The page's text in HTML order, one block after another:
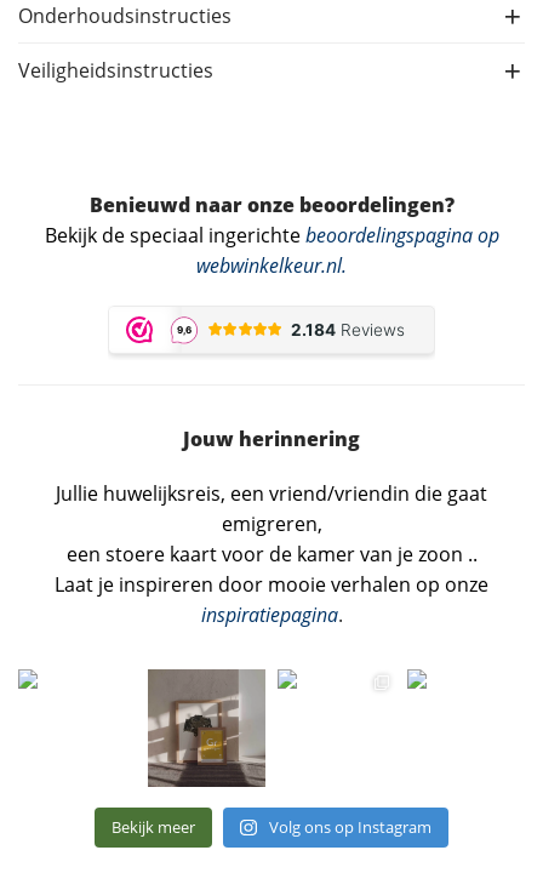
Onderhoudsinstructies
Veiligheidsinstructies
Benieuwd naar onze beoordelingen?
Bekijk de speciaal ingerichte beoordelingspagina op
webwinkelkeur.nl.
Jouw herinnering
Jullie huwelijksreis, een vriend/vriendin die gaat
emigreren,
een stoere kaart voor de kamer van je zoon ..
Laat je inspireren door mooie verhalen op onze
inspiratiepagina.
Bekijk meer Volg ons op Instagram